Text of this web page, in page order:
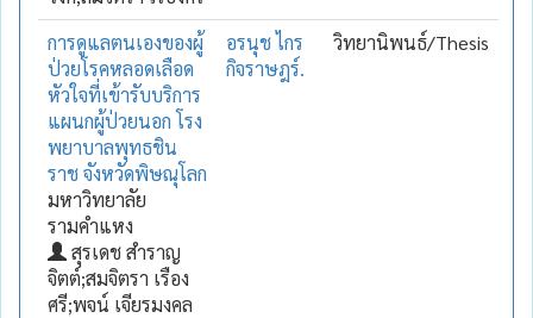
การดูแลตนเองของผู้
ป่วยโรคหลอดเลือด
หัวใจที่เข้ารับบริการ
แผนกผู้ป่วยนอก โรง
พยาบาลพุทธชิน
ราช จังหวัดพิษณุโลก
มหาวิทยาลัย
รามคำแหง
สุรเดช สำราญ
จิตต์;สมจิตรา เรือง
ศรี;พจน์ เจียรมงคล
อรนุช ไกร
กิจราษฎร์.
วิทยานิพนธ์/Thesis